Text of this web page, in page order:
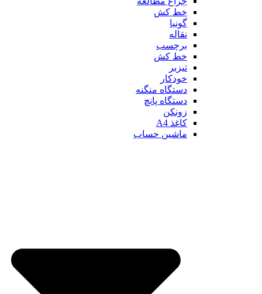
خط کش
گونیا
نقاله
برچسب
خط کش
تیزبر
خودکار
دستگاه منگنه
دستگاه پانچ
زونکن
کاغذ A4
ماشین حساب